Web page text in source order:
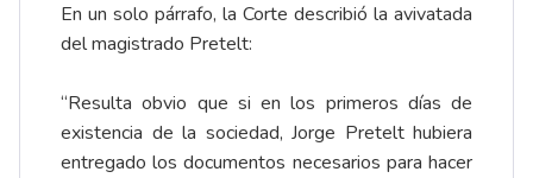
En un solo párrafo, la Corte describió la avivatada
del magistrado Pretelt:
“Resulta obvio que si en los primeros días de
existencia de la sociedad, Jorge Pretelt hubiera
entregado los documentos necesarios para hacer